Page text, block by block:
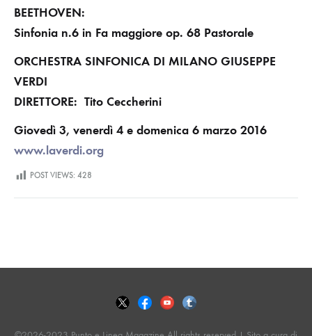
BEETHOVEN:
Sinfonia n.6 in Fa maggiore op. 68 Pastorale
ORCHESTRA SINFONICA DI MILANO GIUSEPPE
VERDI
DIRETTORE: Tito Ceccherini
Giovedì 3, venerdì 4 e domenica 6 marzo 2016
www.laverdi.org
POST VIEWS: 428